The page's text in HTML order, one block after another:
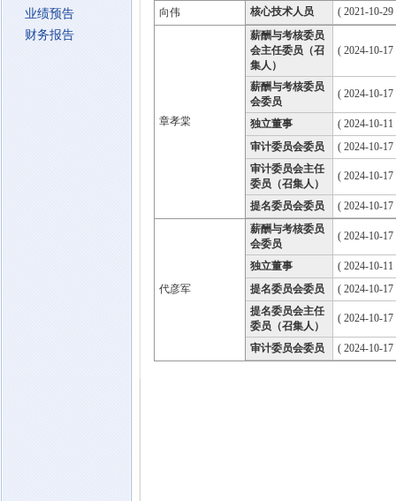
业绩预告
财务报告
向伟 核心技术人员 ( 2021-10-
章孝棠
薪酬与考核委员
会主任委员（召
集人）
( 2024-10-
薪酬与考核委员
会委员
( 2024-10-
独立董事
( 2024-10-
审计委员会委员
( 2024-10-
审计委员会主任
委员（召集人）
( 2024-10-
提名委员会委员 ( 2024-10-
代彦军
薪酬与考核委员
会委员
( 2024-10-
独立董事
( 2024-10-
提名委员会委员
( 2024-10-
提名委员会主任
委员（召集人）
( 2024-10-
审计委员会委员 ( 2024-10-